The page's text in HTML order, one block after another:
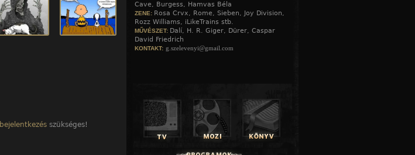
bejelentkezésszükséges!
Cave, Burgess, Hamvas Béla
ZENE: Rosa Crvx, Rome, Sieben, Joy Division,
Rozz Williams, iLikeTrains stb.
MŰVÉSZET: Dalí, H. R. Giger, Dürer, Caspar
David Friedrich
KONTAKT: g.szelevenyi@gmail.com